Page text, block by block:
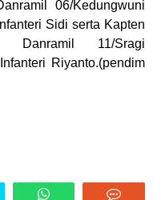
06/Kedungwuni
Sidi serta Kapten
Danramil 11/Sragi
Riyanto.(pendim